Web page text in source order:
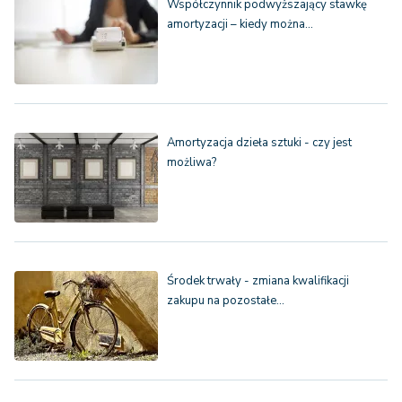
Współczynnik podwyższający stawkę
amortyzacji – kiedy można…
Amortyzacja dzieła sztuki - czy jest
możliwa?
Środek trwały - zmiana kwalifikacji
zakupu na pozostałe…